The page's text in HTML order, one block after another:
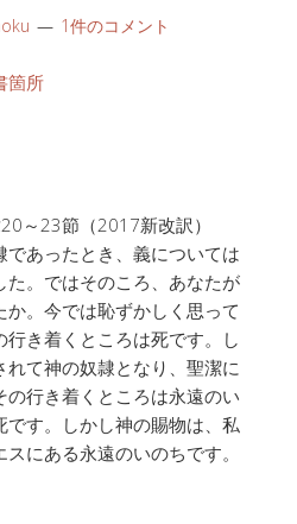
1件のコメント
箇所
～23節（2017新改訳）
あったとき、義については
た。ではそのころ、あなたが
。今では恥ずかしく思って
き着くところは死です。し
て神の奴隷となり、聖潔に
行き着くところは永遠のい
す。しかし神の賜物は、私
にある永遠のいのちです。